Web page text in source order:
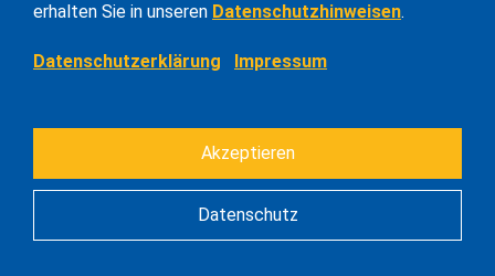
Unsere Auszeichnungen
erhalten Sie in unseren Datenschutzhinweisen.
Datenschutzerklärung Impressum
Akzeptieren
Datenschutz